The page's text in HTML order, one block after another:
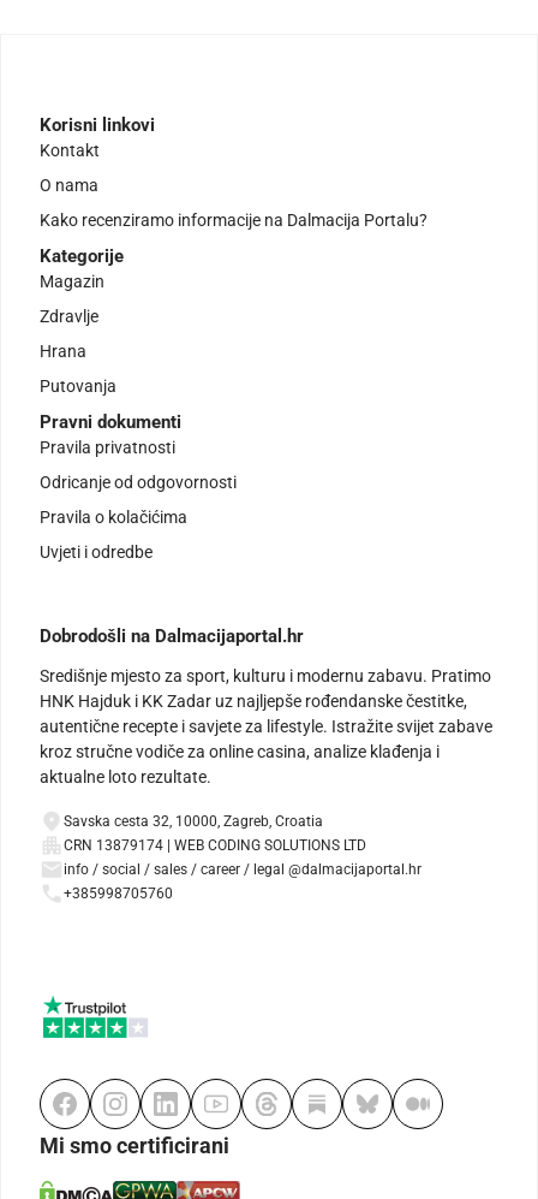
Korisni linkovi
Kontakt
O nama
Kako recenziramo informacije na Dalmacija Portalu?
Kategorije
Magazin
Zdravlje
Hrana
Putovanja
Pravni dokumenti
Pravila privatnosti
Odricanje od odgovornosti
Pravila o kolačićima
Uvjeti i odredbe
Dobrodošli na Dalmacijaportal.hr
Središnje mjesto za sport, kulturu i modernu zabavu. Pratimo
HNK Hajduk i KK Zadar uz najljepše rođendanske čestitke,
autentične recepte i savjete za lifestyle. Istražite svijet zabave
kroz stručne vodiče za online casina, analize klađenja i
aktualne loto rezultate.
Savska cesta 32, 10000, Zagreb, Croatia
CRN 13879174 | WEB CODING SOLUTIONS LTD
info / social / sales / career / legal @dalmacijaportal.hr
+385998705760
Mi smo certificirani